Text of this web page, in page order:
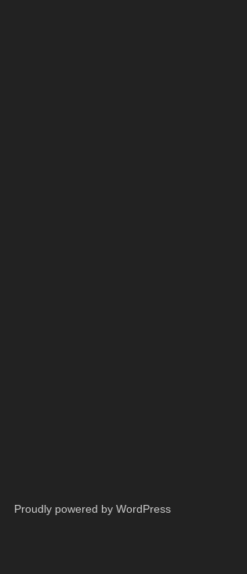
Proudly powered by WordPress